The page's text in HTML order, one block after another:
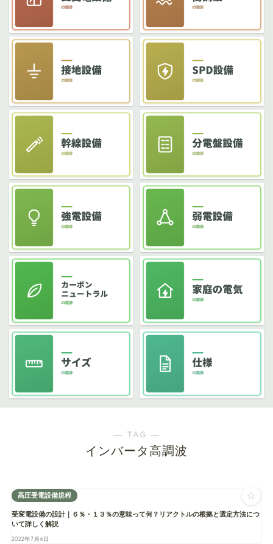
― TAG ―
インバータ高調波
高圧受電設備規程
受変電設備の設計｜６％・１３％の意味って何？リアクトルの根拠と選定方法につ
いて詳しく解説
2022年7月6日
☆